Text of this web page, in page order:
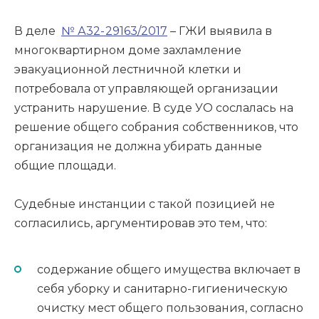
В деле № А32- 29163/2017 – ГЖИ выявила в
многоквартирном доме захламление
эвакуационной лестничной клетки и
потребовала от управляющей организации
устранить нарушение. В суде УО сослалась на
решение общего собрания собственников, что
организация не должна убирать данные
общие площади.
Судебные инстанции с такой позицией не
согласились, аргументировав это тем, что:
содержание общего имущества включает в
себя уборку и санитарно-гигиеническую
очистку мест общего пользования, согласно